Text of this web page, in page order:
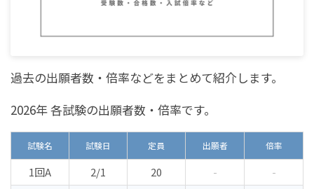
過去の出願者数・倍率などをまとめて紹介します。
2026年 各試験の出願者数・倍率です。
試験名 試験日 定員 出願者 倍率
1回A 2/1 20 -
-